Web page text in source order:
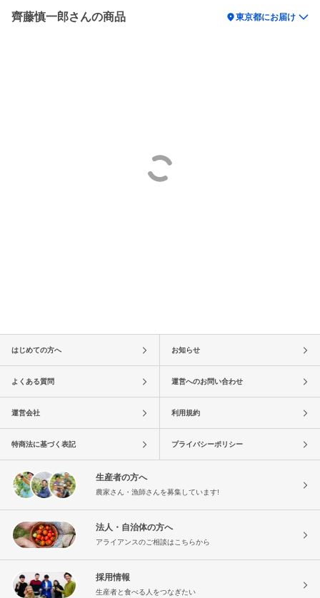
齊藤慎一郎さんの商品 location_on東京都にお届け
はじめての方へ お知らせ
よくある質問 運営へのお問い合わせ
運営会社 利用規約
特商法に基づく表記 プライバシーポリシー
生産者の方へ
農家さん・漁師さんを募集しています!
法人・自治体の方へ
アライアンスのご相談はこちらから
採用情報
生産者と食べる人をつなぎたい